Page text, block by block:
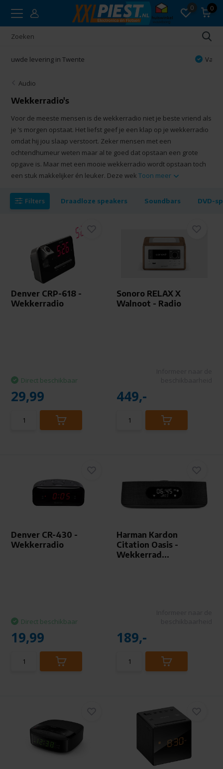
0 0
Audio
Wekkerradio's
Voor de meeste mensen is de wekkerradio niet je beste vriend als
je ’s morgen opstaat. Het liefst geef je een klap op je wekkerradio
omdat hij jou slaap verstoort. Zeker mensen met een
ochtendhumeur weten maar al te goed dat opstaan een grote
opgave is. Maar met een mooie wekkerradio wordt opstaan toch
een stuk makkelijker én leuker. Deze wekToon meer
Filters Draadloze speakers Soundbars DVD-
Denver CRP-618 -
Wekkerradio
Direct beschikbaar
29,99
Sonoro RELAX X
Walnoot - Radio
449,-
Denver CR-430 -
Wekkerradio
Direct beschikbaar
19,99
Harman Kardon
Citation Oasis -
Wekkerrad...
189,-